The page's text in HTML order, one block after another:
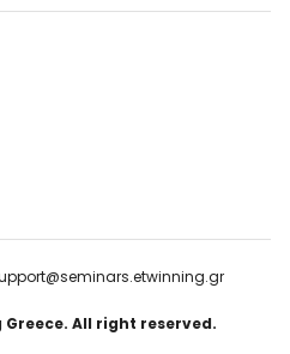
All right reserved.